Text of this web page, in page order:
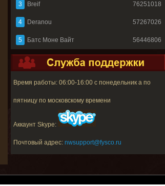
3 Breif 76251018
4 Deranou 57267026
5 Батс Моне Вайт 56446806
Время работы: 06:00-16:00 с понедельник а по
пятницу по московскому времени
Аккаунт Skype:
Почтовый адрес: nwsupport@fysco.ru